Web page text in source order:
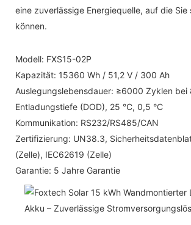
eine zuverlässige Energiequelle, auf die Sie
können.
Modell: FXS15-02P
Kapazität: 15360 Wh / 51,2 V / 300 Ah
Auslegungslebensdauer: ≥6000 Zyklen bei
Entladungstiefe (DOD), 25 °C, 0,5 °C
Kommunikation: RS232/RS485/CAN
Zertifizierung: UN38.3,
(Zelle), IEC62619 (Zelle)
Garantie: 5 Jahre Garantie